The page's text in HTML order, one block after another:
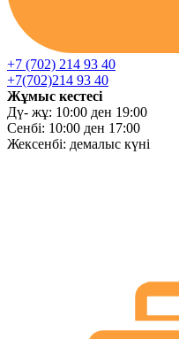
+7 (702) 214 93 40
+7(702)214 93 40
Жұмыс кестесі
Дү- жұ: 10:00 ден 19:00
Сенбі: 10:00 ден 17:00
Жексенбі: демалыс күні